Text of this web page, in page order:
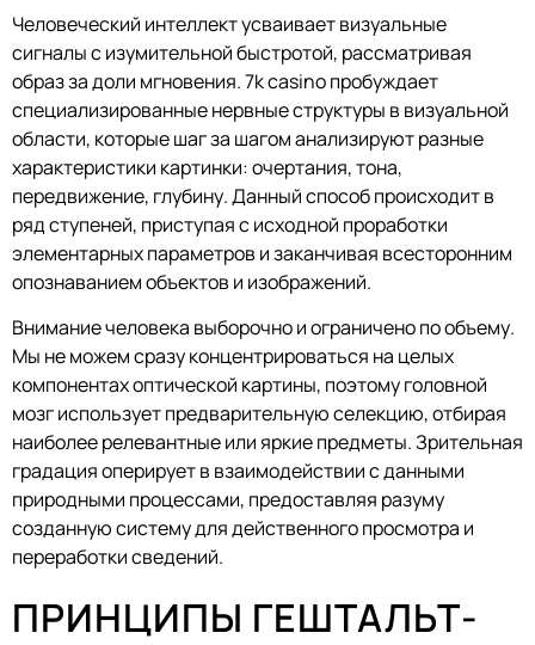
Человеческий интеллект усваивает визуальные
сигналы с изумительной быстротой, рассматривая
образ за доли мгновения. 7k casino пробуждает
специализированные нервные структуры в визуальной
области, которые шаг за шагом анализируют разные
характеристики картинки: очертания, тона,
передвижение, глубину. Данный способ происходит в
ряд ступеней, приступая с исходной проработки
элементарных параметров и заканчивая всесторонним
опознаванием объектов и изображений.
Внимание человека выборочно и ограничено по объему.
Мы не можем сразу концентрироваться на целых
компонентах оптической картины, поэтому головной
мозг использует предварительную селекцию, отбирая
наиболее релевантные или яркие предметы. Зрительная
градация оперирует в взаимодействии с данными
природными процессами, предоставляя разуму
созданную систему для действенного просмотра и
переработки сведений.
ПРИНЦИПЫ ГЕШТАЛЬТ-